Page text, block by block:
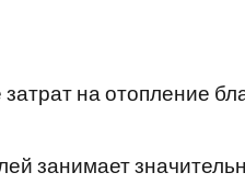
на отопление
занимает